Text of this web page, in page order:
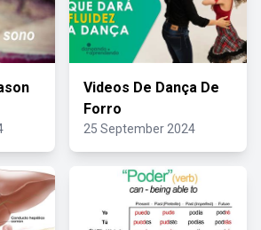
Videos De Dança De
Forro
25 September 2024